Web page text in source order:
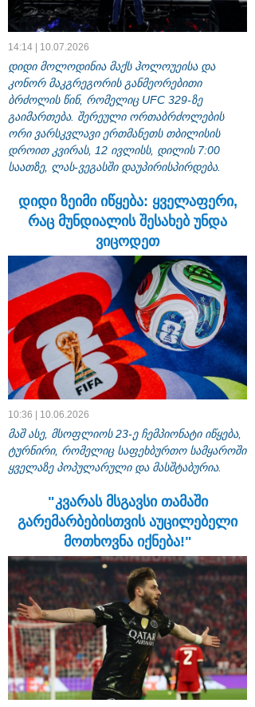
14:14 | 10.07.2026
დიდი მოლოდინია მაქს ჰოლოუეისა და
კონორ მაკგრეგორის განმეორებითი
ბრძოლის წინ, რომელიც UFC 329-ზე
გაიმართება. შერეული ორთაბრძოლების
ორი ვარსკვლავი ერთმანეთს თბილისის
დროით კვირას, 12 ივლისს, დილის 7:00
საათზე, ლას-ვეგასში დაუპირისპირდება.
დიდი ზეიმი იწყება: ყველაფერი,
რაც მუნდიალის შესახებ უნდა
ვიცოდეთ
10:36 | 10.06.2026
მაშ ასე, მსოფლიოს 23-ე ჩემპიონატი იწყება,
ტურნირი, რომელიც საფეხბურთო სამყაროში
ყველაზე პოპულარული და მასშტაბურია.
"კვარას მსგავსი თამაში
გარემარბებისთვის აუცილებელი
მოთხოვნა იქნება!"